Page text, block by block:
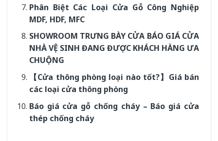
Phân Biệt Các Loại Cửa Gỗ Công Nghiệp
MDF, HDF, MFC
SHOWROOM TRƯNG BÀY CỬA BÁO GIÁ CỬA
NHÀ VỆ SINH ĐANG ĐƯỢC KHÁCH HÀNG ƯA
CHUỘNG
【Cửa thông phòng loại nào tốt?】Giá bán
các loại cửa thông phòng
Báo giá cửa gỗ chống cháy – Báo giá cửa
thép chống cháy